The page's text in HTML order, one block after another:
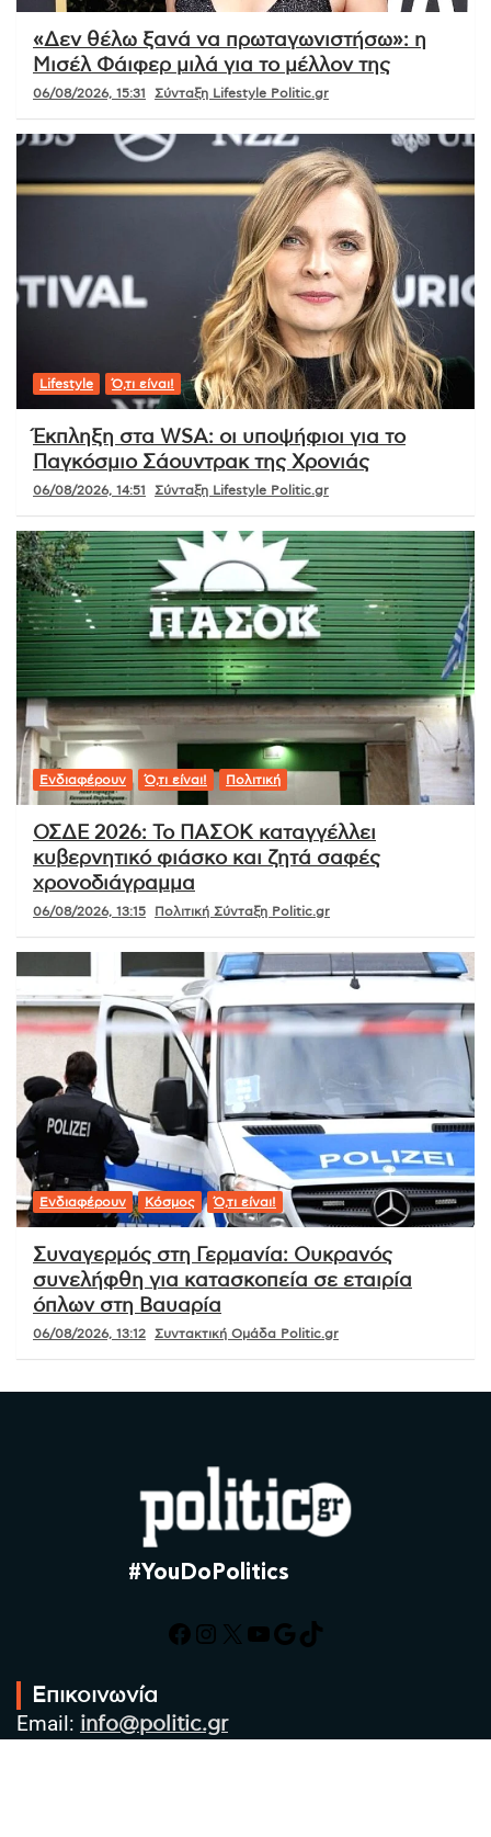
«Δεν θέλω ξανά να πρωταγωνιστήσω»: η
Μισέλ Φάιφερ μιλά για το μέλλον της
06/08/2026, 15:31 Σύνταξη Lifestyle Politic.gr
Lifestyle Ό,τι είναι!
Έκπληξη στα WSA: οι υποψήφιοι για το
Παγκόσμιο Σάουντρακ της Χρονιάς
06/08/2026, 14:51 Σύνταξη Lifestyle Politic.gr
Ενδιαφέρουν Ό,τι είναι! Πολιτική
ΟΣΔΕ 2026: Το ΠΑΣΟΚ καταγγέλλει
κυβερνητικό φιάσκο και ζητά σαφές
χρονοδιάγραμμα
06/08/2026, 13:15 Πολιτική Σύνταξη Politic.gr
Ενδιαφέρουν Κόσμος Ό,τι είναι!
Συναγερμός στη Γερμανία: Ουκρανός
συνελήφθη για κατασκοπεία σε εταιρία
όπλων στη Βαυαρία
06/08/2026, 13:12 Συντακτική Ομάδα Politic.gr
#YouDoPolitics
Facebook
Instagram
X YouTube
Google
TikTok
Επικοινωνία
Email: info@politic.gr